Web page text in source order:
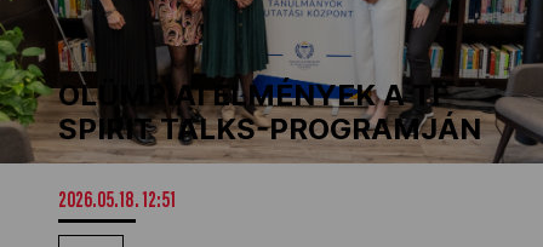
Dakar 2026
Los Angeles 2028
MOB
OLÜMPIAI ÉLMÉNYEK A TF
SPIRIT TALKS-PROGRAMJÁN
2026.05.18. 12:51